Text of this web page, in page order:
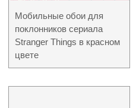
Мобильные обои для
поклонников сериала
Stranger Things в красном
цвете